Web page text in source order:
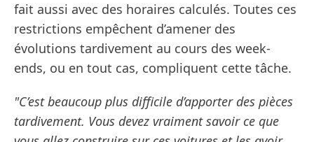
fait aussi avec des horaires calculés. Toutes ces
restrictions empêchent d’amener des
évolutions tardivement au cours des week-
ends, ou en tout cas, compliquent cette tâche.
"C’est beaucoup plus difficile d’apporter des pièces
tardivement. Vous devez vraiment savoir ce que